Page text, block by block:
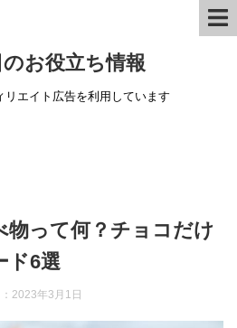
のお役立ち情報
エイト広告を利用しています
物って何？チョコだけ
ド6選
2023年3月1日